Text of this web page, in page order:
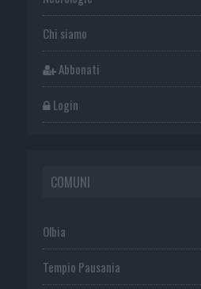
Chi siamo
Abbonati
Login
COMUNI
Olbia
Tempio Pausania